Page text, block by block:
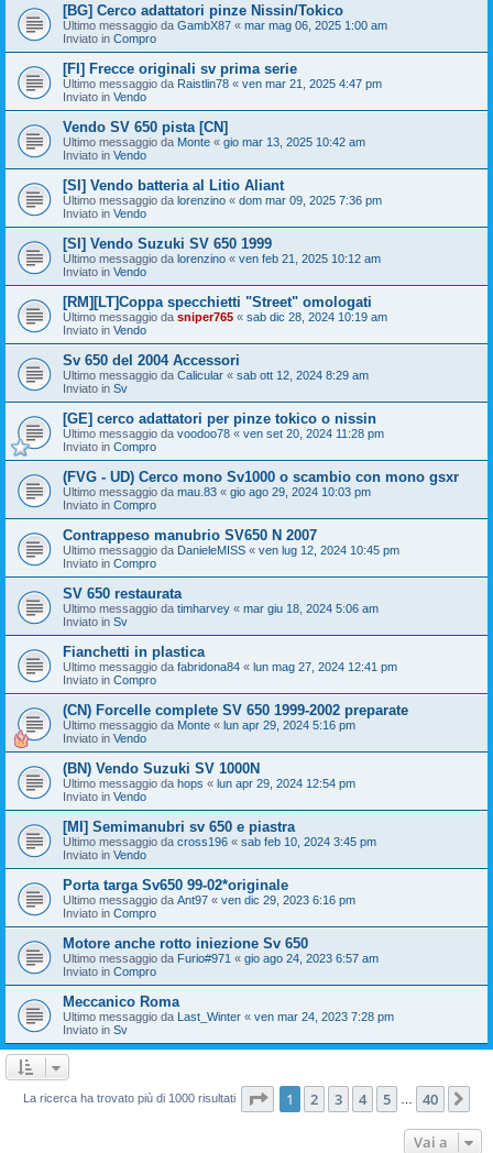
[BG] Cerco adattatori pinze Nissin/Tokico
Ultimo messaggio da GambX87 « mar mag 06, 2025 1:00 am
Inviato in Compro
[FI] Frecce originali sv prima serie
Ultimo messaggio da Raistlin78 « ven mar 21, 2025 4:47 pm
Inviato in Vendo
Vendo SV 650 pista [CN]
Ultimo messaggio da Monte « gio mar 13, 2025 10:42 am
Inviato in Vendo
[SI] Vendo batteria al Litio Aliant
Ultimo messaggio da lorenzino « dom mar 09, 2025 7:36 pm
Inviato in Vendo
[SI] Vendo Suzuki SV 650 1999
Ultimo messaggio da lorenzino « ven feb 21, 2025 10:12 am
Inviato in Vendo
[RM][LT]Coppa specchietti "Street" omologati
Ultimo messaggio da sniper765 « sab dic 28, 2024 10:19 am
Inviato in Vendo
Sv 650 del 2004 Accessori
Ultimo messaggio da Calicular « sab ott 12, 2024 8:29 am
Inviato in Sv
[GE] cerco adattatori per pinze tokico o nissin
Ultimo messaggio da voodoo78 « ven set 20, 2024 11:28 pm
Inviato in Compro
(FVG - UD) Cerco mono Sv1000 o scambio con mono gsxr
Ultimo messaggio da mau.83 « gio ago 29, 2024 10:03 pm
Inviato in Compro
Contrappeso manubrio SV650 N 2007
Ultimo messaggio da DanieleMISS « ven lug 12, 2024 10:45 pm
Inviato in Compro
SV 650 restaurata
Ultimo messaggio da timharvey « mar giu 18, 2024 5:06 am
Inviato in Sv
Fianchetti in plastica
Ultimo messaggio da fabridona84 « lun mag 27, 2024 12:41 pm
Inviato in Compro
(CN) Forcelle complete SV 650 1999-2002 preparate
Ultimo messaggio da Monte « lun apr 29, 2024 5:16 pm
Inviato in Vendo
(BN) Vendo Suzuki SV 1000N
Ultimo messaggio da hops « lun apr 29, 2024 12:54 pm
Inviato in Vendo
[MI] Semimanubri sv 650 e piastra
Ultimo messaggio da cross196 « sab feb 10, 2024 3:45 pm
Inviato in Vendo
Porta targa Sv650 99-02*originale
Ultimo messaggio da Ant97 « ven dic 29, 2023 6:16 pm
Inviato in Compro
Motore anche rotto iniezione Sv 650
Ultimo messaggio da Furio#971 « gio ago 24, 2023 6:57 am
Inviato in Compro
Meccanico Roma
Ultimo messaggio da Last_Winter « ven mar 24, 2023 7:28 pm
Inviato in Sv
La ricerca ha trovato più di 1000 risultati Pagina di 40
1 2 3 4 5 40
Vai a